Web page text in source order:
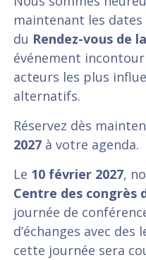
maintenant les
du Rendez-vous de
événement
acteurs les plus
alternatifs.
Réservez dès
2027à votre agenda.
Le 10 février 2027,
Centre des congrès
journée de
d’échanges avec des
cette journée sera